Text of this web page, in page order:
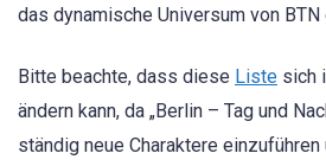
das dynamische Universum von BTN
Bitte beachte, dass diese Liste sich
ändern kann, da „Berlin – Tag und
ständig neue Charaktere